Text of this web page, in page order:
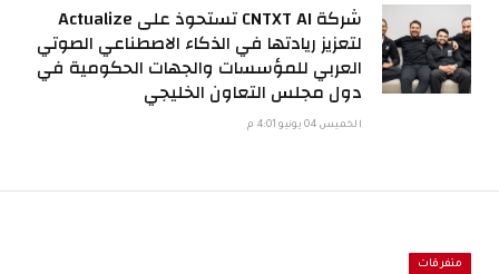
شركة CNTXT AI تستحوذ على Actualize
لتعزيز ريادتها في الذكاء الاصطناعي الصوتي
العربي للمؤسسات والجهات الحكومية في
دول مجلس التعاون الخليجي
الخميس 04 يونيو 4:01 م
متفرقات